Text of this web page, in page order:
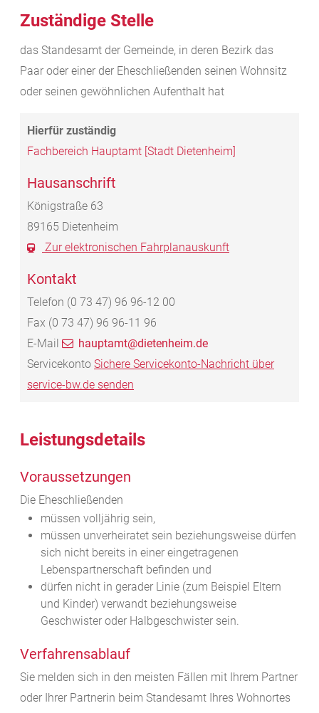
Zuständige Stelle
das Standesamt der Gemeinde, in deren Bezirk das
Paar oder einer der Eheschließenden seinen Wohnsitz
oder seinen gewöhnlichen Aufenthalt hat
Fachbereich Hauptamt [Stadt Dietenheim]
Hausanschrift
Königstraße 63
89165 Dietenheim
Zur elektronischen Fahrplanauskunft
Kontakt
Telefon (0 73 47) 96 96-12 00
Fax (0 73 47) 96 96-11 96
E-Mail
hauptamt@dietenheim.de
Servicekonto Sichere Servicekonto-Nachricht über
service-bw.de senden
Leistungsdetails
Voraussetzungen
Die Eheschließenden
müssen volljährig sein,
müssen unverheiratet sein beziehungsweise dürfen
sich nicht bereits in einer eingetragenen
Lebenspartnerschaft befinden und
dürfen nicht in gerader Linie (zum Beispiel Eltern
und Kinder) verwandt beziehungsweise
Geschwister oder Halbgeschwister sein.
Verfahrensablauf
Sie melden sich in den meisten Fällen mit Ihrem Partner
oder Ihrer Partnerin beim Standesamt Ihres Wohnortes